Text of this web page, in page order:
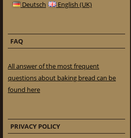
Deutsch English (UK)
FAQ
All answer of the most frequent
questions about baking bread can be
found here
PRIVACY POLICY